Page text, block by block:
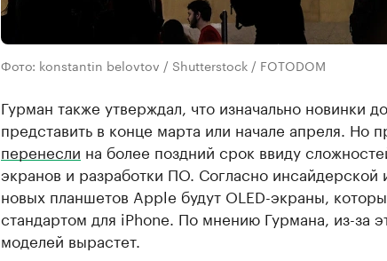
Фото: konstantin belovtov / Shutterstock / FOTODOM
Гурман также утверждал, что изначально новинки
представить в конце марта или начале апреля. Но
перенесли на более поздний срок ввиду
экранов и разработки ПО. Согласно
новых планшетов Apple будут OLED-экраны,
стандартом для iPhone. По мнению Гурмана, из-за
моделей вырастет.